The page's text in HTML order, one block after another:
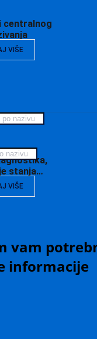
centralnog
VIŠE
stanja…
VIŠE
vam
informacije